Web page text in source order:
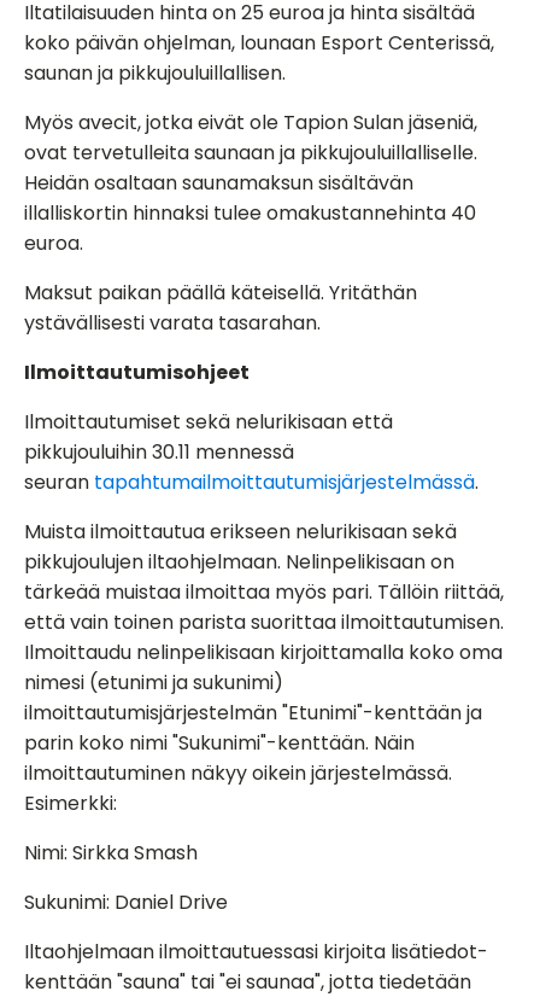
Iltatilaisuuden hinta on 25 euroa ja hinta sisältää
koko päivän ohjelman, lounaan Esport Centerissä,
saunan ja pikkujouluillallisen.
Myös avecit, jotka eivät ole Tapion Sulan jäseniä,
ovat tervetulleita saunaan ja pikkujouluillalliselle.
Heidän osaltaan saunamaksun sisältävän
illalliskortin hinnaksi tulee omakustannehinta 40
euroa.
Maksut paikan päällä käteisellä. Yritäthän
ystävällisesti varata tasarahan.
Ilmoittautumisohjeet
Ilmoittautumiset sekä nelurikisaan että
pikkujouluihin 30.11 mennessä
seuran tapahtumailmoittautumisjärjestelmässä.
Muista ilmoittautua erikseen nelurikisaan sekä
pikkujoulujen iltaohjelmaan. Nelinpelikisaan on
tärkeää muistaa ilmoittaa myös pari. Tällöin riittää,
että vain toinen parista suorittaa ilmoittautumisen.
Ilmoittaudu nelinpelikisaan kirjoittamalla koko oma
nimesi (etunimi ja sukunimi)
ilmoittautumisjärjestelmän "Etunimi"-kenttään ja
parin koko nimi "Sukunimi"-kenttään. Näin
ilmoittautuminen näkyy oikein järjestelmässä.
Esimerkki:
Nimi: Sirkka Smash
Sukunimi: Daniel Drive
Iltaohjelmaan ilmoittautuessasi kirjoita lisätiedot-
kenttään "sauna" tai "ei saunaa", jotta tiedetään